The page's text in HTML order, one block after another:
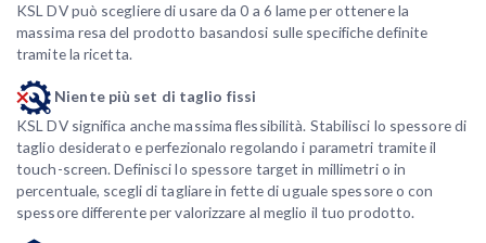
KSL DV può scegliere di usare da 0 a 6 lame per ottenere la
massima resa del prodotto basandosi sulle specifiche definite
tramite la ricetta.
Niente più set di taglio fissi
KSL DV significa anche massima flessibilità. Stabilisci lo spessore di
taglio desiderato e perfezionalo regolando i parametri tramite il
touch-screen. Definisci lo spessore target in millimetri o in
percentuale, scegli di tagliare in fette di uguale spessore o con
spessore differente per valorizzare al meglio il tuo prodotto.